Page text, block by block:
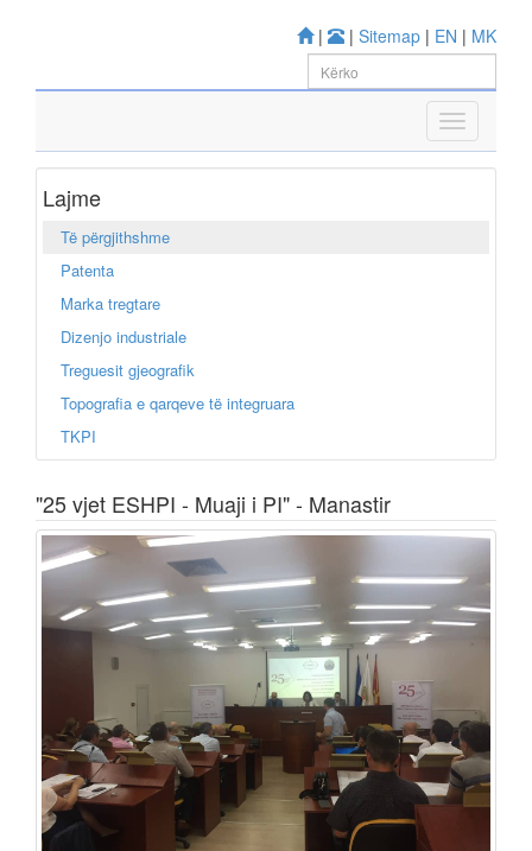
| | Sitemap | EN | MK
Lajme
Të përgjithshme
Patenta
Marka tregtare
Dizenjo industriale
Treguesit gjeografik
Topografia e qarqeve të integruara
TKPI
"25 vjet ESHPI - Muaji i PI" - Manastir